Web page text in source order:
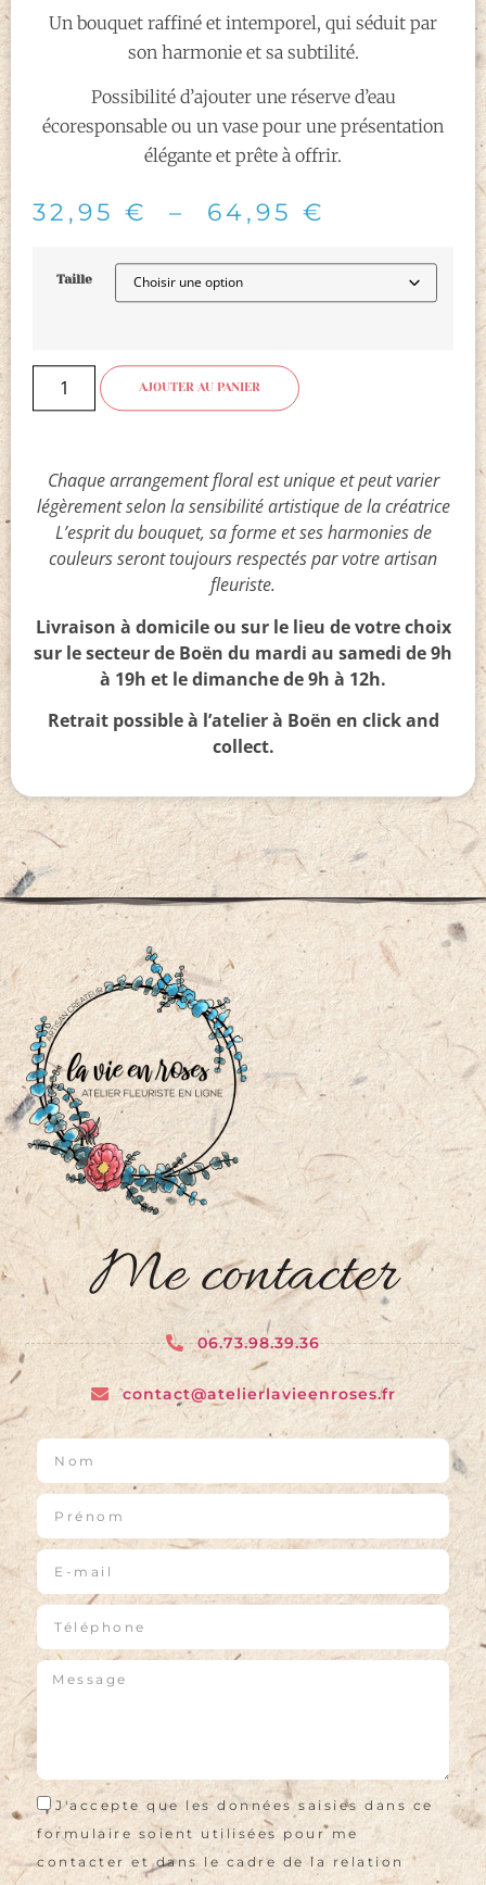
Un bouquet raffiné et intemporel, qui séduit par
son harmonie et sa subtilité.
Possibilité d’ajouter une réserve d’eau
écoresponsable ou un vase pour une présentation
élégante et prête à offrir.
32,95 € – 64,95 €
Taille
AJOUTER AU PANIER
Chaque arrangement floral est unique et peut varier
légèrement selon la sensibilité artistique de la créatrice
L’esprit du bouquet, sa forme et ses harmonies de
couleurs seront toujours respectés par votre artisan
fleuriste.
Livraison à domicile ou sur le lieu de votre choix
sur le secteur de Boën du mardi au samedi de 9h
à 19h et le dimanche de 9h à 12h.
Retrait possible à l’atelier à Boën en click and
collect.
Me contacter
06.73.98.39.36
contact@atelierlavieenroses.fr
J'accepte que les données saisies dans ce
formulaire soient utilisées pour me
contacter et dans le cadre de la relation